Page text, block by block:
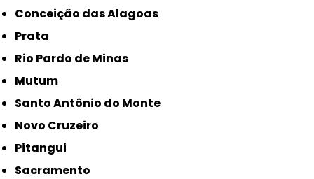
Conceição das Alagoas
Prata
Rio Pardo de Minas
Mutum
Santo Antônio do Monte
Novo Cruzeiro
Pitangui
Sacramento